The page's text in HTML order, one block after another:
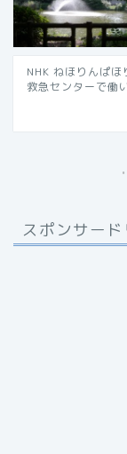
NHK ねほりんぱ
救急センターで働
スポンサード